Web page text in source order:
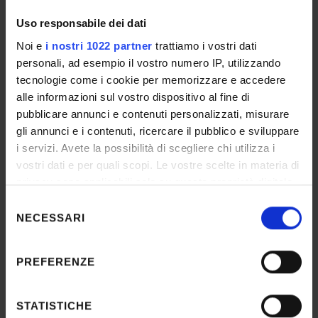
Uso responsabile dei dati
Noi e i nostri 1022 partner trattiamo i vostri dati
personali, ad esempio il vostro numero IP, utilizzando
tecnologie come i cookie per memorizzare e accedere
alle informazioni sul vostro dispositivo al fine di
pubblicare annunci e contenuti personalizzati, misurare
gli annunci e i contenuti, ricercare il pubblico e sviluppare
i servizi. Avete la possibilità di scegliere chi utilizza i
vostri dati e per quali scopi. Le vostre scelte in materia di
privacy sono applicabili solo su questa proprietà digitale
modificare o revocare il proprio consenso in qualsiasi
momento dalla Dichiarazione sui cookie o facendo clic
raccogliere informazioni sulla tua posizione
delNECESSARI
PREFERENZE
STATISTICHE
DETTAGLI
Selection n°
Rep. n. 6641/2020 Prot. n. 294
Date published in the official register
Aug 6, 2020
Number of places
IT | 464Kb